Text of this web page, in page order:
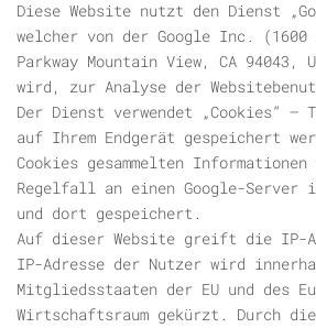
Diese Website nutzt den Dienst
welcher von der Google Inc. (1600
Parkway Mountain View, CA 94043,
wird, zur Analyse der
Der Dienst verwendet „Cookies“ –
auf Ihrem Endgerät gespeichert
Cookies gesammelten Informationen
Regelfall an einen Google-Server
und dort gespeichert.
Auf dieser Website greift die IP-
IP-Adresse der Nutzer wird
Mitgliedsstaaten der EU und des
Wirtschaftsraum gekürzt. Durch